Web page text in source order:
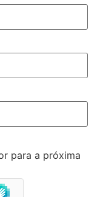
para a próxima